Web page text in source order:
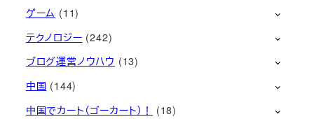
ゲーム (11)
テクノロジー (242)
ブログ運営ノウハウ (13)
中国 (144)
中国でカート（ゴーカート）！
(18)